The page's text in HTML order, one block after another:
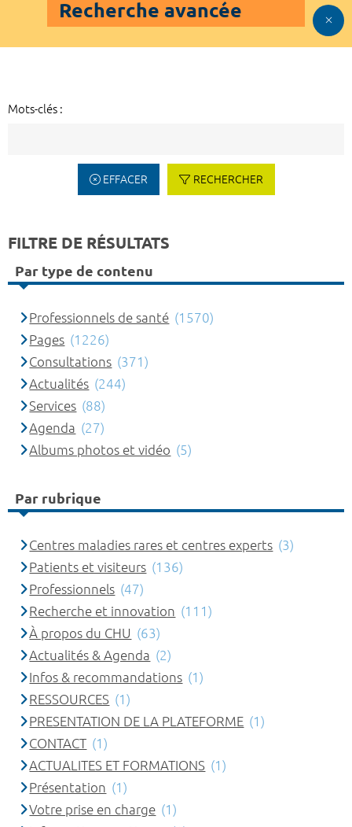
Recherche avancée
Mots-clés :
EFFACER RECHERCHER
FILTRE DE RÉSULTATS
Par type de contenu
Professionnels de santé (1570)
Pages (1226)
Consultations (371)
Actualités (244)
Services (88)
Agenda (27)
Albums photos et vidéo (5)
Par rubrique
Centres maladies rares et centres experts (3)
Patients et visiteurs (136)
Professionnels (47)
Recherche et innovation (111)
À propos du CHU (63)
Actualités & Agenda (2)
Infos & recommandations (1)
RESSOURCES (1)
PRESENTATION DE LA PLATEFORME (1)
CONTACT (1)
ACTUALITES ET FORMATIONS (1)
Présentation (1)
Votre prise en charge (1)